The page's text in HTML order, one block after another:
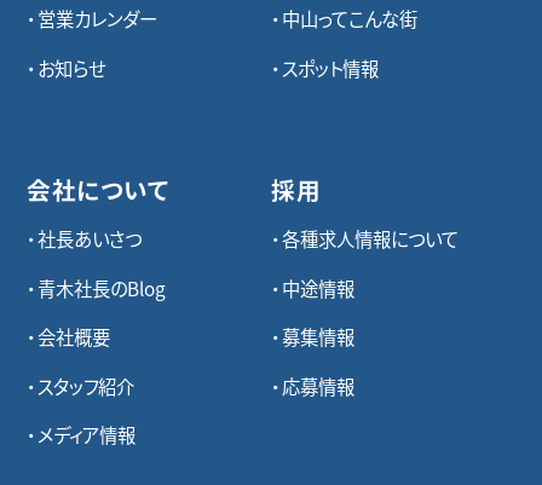
営業カレンダー
お知らせ
会社について
社長あいさつ
青木社長のBlog
会社概要
スタッフ紹介
メディア情報
中山ってこんな街
スポット情報
採用
各種求⼈情報について
中途情報
募集情報
応募情報